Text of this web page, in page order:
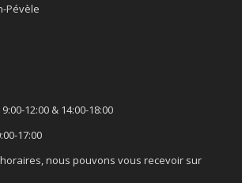
Pévèle
12:00 & 14:00-18:00
17:00
nous pouvons vous recevoir sur